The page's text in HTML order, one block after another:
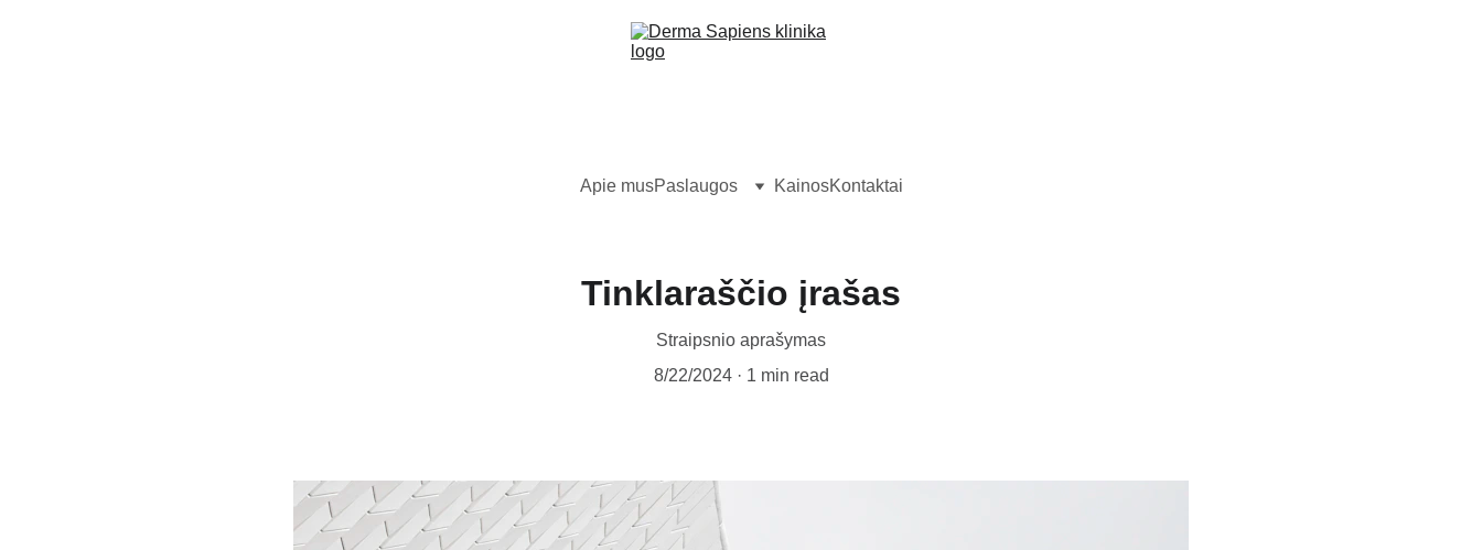
Apie musPaslaugos KainosKontaktai
Tinklaraščio įrašas
Straipsnio aprašymas
8/22/2024
1 min read